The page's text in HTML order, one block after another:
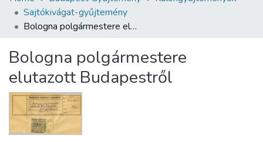
All of DSpace
About us
Sajtókivágat-gyűjtemény
Bologna polgármestere elutazott Budapestről
Bologna polgármestere
elutazott Budapestről